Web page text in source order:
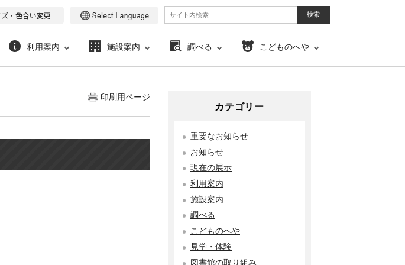
利用案内 施設案内 調べる こどものへや
印刷用ページ
カテゴリー
重要なお知らせ
お知らせ
現在の展示
利用案内
施設案内
調べる
こどものへや
見学・体験
図書館の取り組み